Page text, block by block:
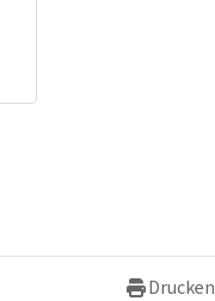
Drucken